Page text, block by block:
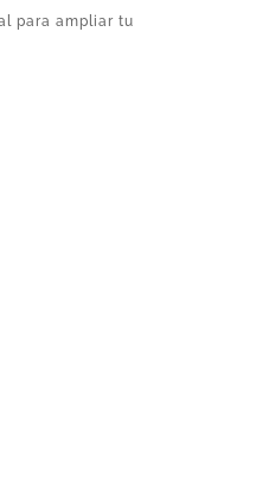
para ampliar tu